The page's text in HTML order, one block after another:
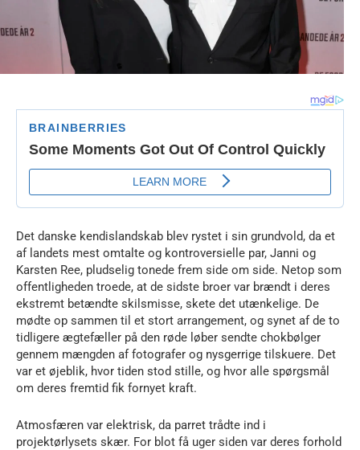
Det danske kendislandskab blev rystet i sin grundvold, da et
af landets mest omtalte og kontroversielle par, Janni og
Karsten Ree, pludselig tonede frem side om side. Netop som
offentligheden troede, at de sidste broer var brændt i deres
ekstremt betændte skilsmisse, skete det utænkelige. De
mødte op sammen til et stort arrangement, og synet af de to
tidligere ægtefæller på den røde løber sendte chokbølger
gennem mængden af fotografer og nysgerrige tilskuere. Det
var et øjeblik, hvor tiden stod stille, og hvor alle spørgsmål
om deres fremtid fik fornyet kraft.
Atmosfæren var elektrisk, da parret trådte ind i
projektørlysets skær. For blot få uger siden var deres forhold